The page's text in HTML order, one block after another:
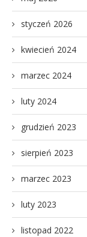
styczeń 2026
kwiecień 2024
marzec 2024
luty 2024
grudzień 2023
sierpień 2023
marzec 2023
luty 2023
listopad 2022